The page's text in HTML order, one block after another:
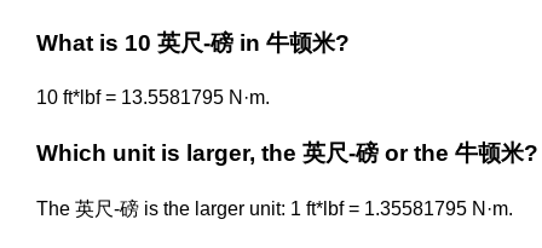
What is 10 英尺-磅 in 牛顿米?
10 ft*lbf = 13.5581795 N·m.
Which unit is larger, the 英尺-磅 or the 牛顿米?
The 英尺-磅 is the larger unit: 1 ft*lbf = 1.35581795 N·m.